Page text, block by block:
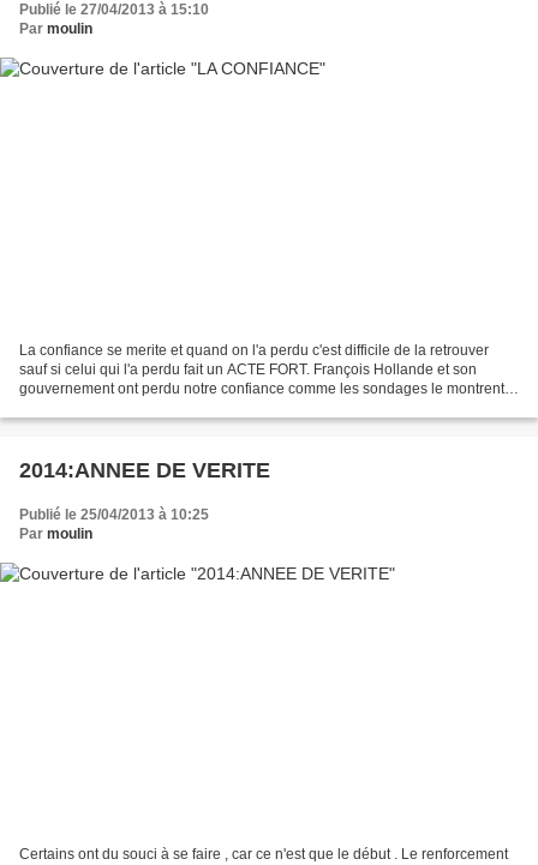
Publié le 27/04/2013 à 15:10
Par moulin
La confiance se merite et quand on l'a perdu c'est difficile de la retrouver
sauf si celui qui l'a perdu fait un ACTE FORT. François Hollande et son
gouvernement ont perdu notre confiance comme les sondages le montrent.
2014:ANNEE DE VERITE
Publié le 25/04/2013 à 10:25
Par moulin
Certains ont du souci à se faire , car ce n'est que le début . Le renforcement